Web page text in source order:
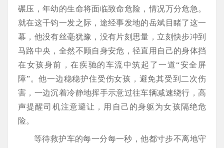
碾压，年幼的生命将面临致命危险，情况万分危急。
就在这千钧一发之际，途经事发地的岳斌目睹了这一
幕，他没有丝毫犹豫，没有片刻思量，立刻快步冲到
马路中央，全然不顾自身安危，径直用自己的身体挡
在女孩身前，在疾驰的车流中筑起了一道“安全屏
障”。他一边稳稳护住受伤女孩，避免其受到二次伤
害，一边沉着冷静地挥手示意过往车辆减速绕行，高
声提醒司机注意避让，用自己的身躯为女孩隔绝危
险。
等待救护车的每一分每一秒，他都寸步不离地守